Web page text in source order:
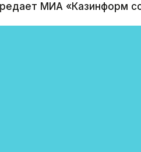
МИА «Казинформ